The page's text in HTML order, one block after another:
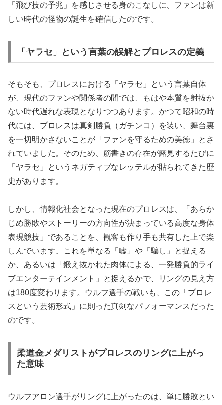
「飛び技の予兆」を感じさせる身のこなしに、ファンは新
しい時代の怪物の誕生を確信したのです。
「ヤラセ」という言葉の誤解とプロレスの定義
そもそも、プロレスにおける「ヤラセ」という言葉自体
が、現代のファンや関係者の間では、もはや本質を射抜か
ない時代遅れな表現となりつつあります。かつて昭和の時
代には、プロレスは真剣勝負（ガチンコ）を装い、舞台裏
を一切明かさないことが「ファンを守るための美徳」とさ
れていました。そのため、筋書きの存在が露見するたびに
「ヤラセ」というネガティブなレッテルが貼られてきた歴
史があります。
しかし、情報化社会となった現在のプロレスは、「あらか
じめ勝敗やストーリーの方向性が決まっている高度な身体
表現競技」であることを、観客も作り手も共有した上で楽
しんでいます。これを単なる「嘘」や「騙し」と捉える
か、あるいは「鍛え抜かれた肉体による、一発勝負的ライ
ブエンターテインメント」と捉えるかで、リングの見え方
は180度変わります。ウルフ選手の戦いも、この「プロレ
スという芸術形式」に則った真剣なパフォーマンスだった
のです。
柔道金メダリストがプロレスのリングに上がっ
た意味
ウルフアロン選手がリングに上がったのは、単に勝敗とい